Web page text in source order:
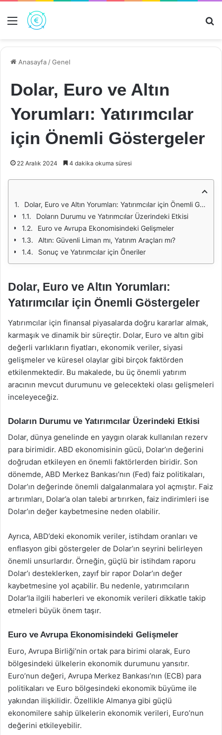
Menü
Anasayfa /Genel
Dolar, Euro ve Altın
Yorumları: Yatırımcılar
için Önemli Göstergeler
22 Aralık 2024 4 dakika okuma süresi
Dolar, Euro ve Altın Yorumları: Yatırımcılar için Önemli Göstergeler
Doların Durumu ve Yatırımcılar Üzerindeki Etkisi
Euro ve Avrupa Ekonomisindeki Gelişmeler
Altın: Güvenli Liman mı, Yatırım Araçları mı?
Sonuç ve Yatırımcılar için Öneriler
Dolar, Euro ve Altın Yorumları:
Yatırımcılar için Önemli Göstergeler
Yatırımcılar için finansal piyasalarda doğru kararlar almak,
karmaşık ve dinamik bir süreçtir. Dolar, Euro ve altın gibi
değerli varlıkların fiyatları, ekonomik veriler, siyasi
gelişmeler ve küresel olaylar gibi birçok faktörden
etkilenmektedir. Bu makalede, bu üç önemli yatırım
aracının mevcut durumunu ve gelecekteki olası gelişmeleri
inceleyeceğiz.
Doların Durumu ve Yatırımcılar Üzerindeki Etkisi
Dolar, dünya genelinde en yaygın olarak kullanılan rezerv
para birimidir. ABD ekonomisinin gücü, Dolar’ın değerini
doğrudan etkileyen en önemli faktörlerden biridir. Son
dönemde, ABD Merkez Bankası’nın (Fed) faiz politikaları,
Dolar’ın değerinde önemli dalgalanmalara yol açmıştır. Faiz
artırımları, Dolar’a olan talebi artırırken, faiz indirimleri ise
Dolar’ın değer kaybetmesine neden olabilir.
Ayrıca, ABD’deki ekonomik veriler, istihdam oranları ve
enflasyon gibi göstergeler de Dolar’ın seyrini belirleyen
önemli unsurlardır. Örneğin, güçlü bir istihdam raporu
Dolar’ı desteklerken, zayıf bir rapor Dolar’ın değer
kaybetmesine yol açabilir. Bu nedenle, yatırımcıların
Dolar’la ilgili haberleri ve ekonomik verileri dikkatle takip
etmeleri büyük önem taşır.
Euro ve Avrupa Ekonomisindeki Gelişmeler
Euro, Avrupa Birliği’nin ortak para birimi olarak, Euro
bölgesindeki ülkelerin ekonomik durumunu yansıtır.
Euro’nun değeri, Avrupa Merkez Bankası’nın (ECB) para
politikaları ve Euro bölgesindeki ekonomik büyüme ile
yakından ilişkilidir. Özellikle Almanya gibi güçlü
ekonomilere sahip ülkelerin ekonomik verileri, Euro’nun
değerini etkileyebilir.